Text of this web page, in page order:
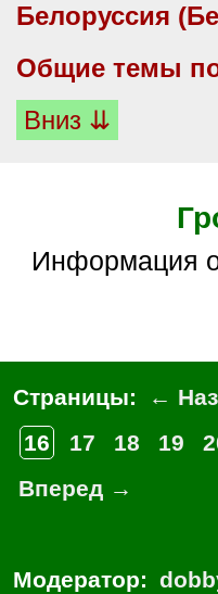
Белоруссия
Общие темы по
Вниз ⇊
Информация о населённых пунктах, документы и
Страницы: ←
16
17 18 19
Вперед →
Модератор: